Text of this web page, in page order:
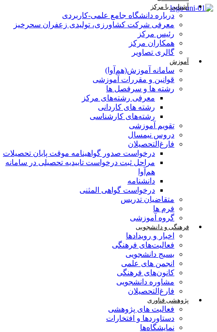
آشنایی با مرکز
درباره دانشگاه جامع علمی-کاربردی
معرفی شرکت کشاورزی، تولیدی زعفران سحرخیز
رئیس مرکز
همکاران مرکز
گالری تصاویر
آموزش
سامانه آموزش(هم‌آوا)
قوانین و مقررات آموزشی
رشته ها و سرفصل ها
معرفی رشته‌های مرکز
رشته های کاردانی
رشته‌های کارشناسی
تقویم آموزشی
دروس نیمسال
فارغ‌التحصیلان
درخواست صدور گواهینامه موقت پایان تحصیلات
مراحل ثبت درخواست تاییدیه تحصیلی در سامانه
هم‌آوا
دانشنامه
درخواست گواهی المثنی
متقاضیان تدریس
فرم ها
گروه آموزشی
فرهنگی و دانشجویی
اخبار و رویدادها
فعالیت‌های فرهنگی
بسیج دانشجویی
انجمن های علمی
کانون‌های فرهنگی
مشاوره دانشجویی
فارغ‌التحصیلان
پژوهشی فناوری
فعالیت های پژوهشی
دستاوردها و افتخارات
نمایشگاه‌ها